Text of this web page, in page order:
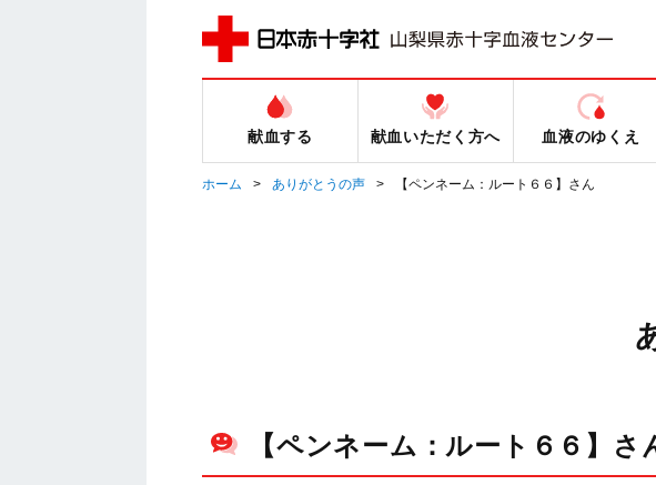
献血する 献血いただく方へ 血液のゆくえ
ホーム ありがとうの声 【ペンネーム：ルート６６】さん
【ペンネーム：ルート６６】さ